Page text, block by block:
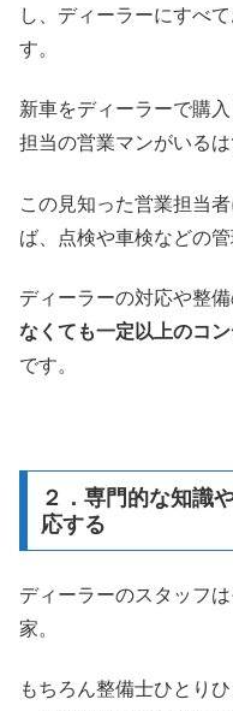
し、ディーラーにすべ
す。
新車をディーラーで購
担当の営業マンがいるは
この見知った営業担当
ば、点検や車検などの
ディーラーの対応や整備
なくても一定以上のコ
です。
２．専門的な知識
応する
ディーラーのスタッフ
家。
もちろん整備士ひとり